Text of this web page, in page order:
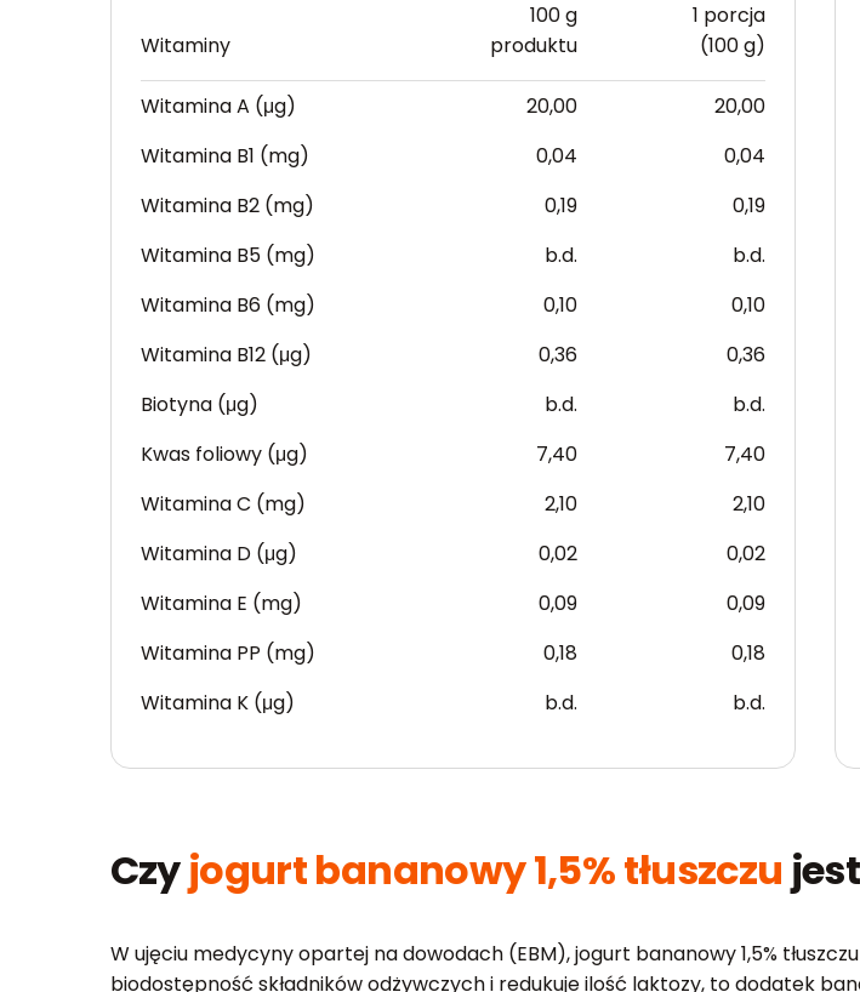
Witaminy
100 g
produktu
1 porcja
(100 g)
Witamina A (μg) 20,00
20,00
Witamina B1 (mg)
0,04
0,04
Witamina B2 (mg)
0,19
0,19
Witamina B5 (mg)
b.d.
b.d.
Witamina B6 (mg)
0,10
0,10
Witamina B12 (μg)
0,36
0,36
Biotyna (μg)
b.d.
b.d.
Kwas foliowy (μg)
7,40
7,40
Witamina C (mg)
2,10
2,10
Witamina D (μg)
0,02
0,02
Witamina E (mg)
0,09
0,09
Witamina PP (mg)
0,18
0,18
Witamina K (μg)
b.d. b.d.
Czyjogurt bananowy 1,5% tłuszczu
W ujęciu medycyny opartej na dowodach (EBM), jogurt bananowy 1,5%
biodostępność składników odżywczych i redukuje ilość laktozy, to dodatek